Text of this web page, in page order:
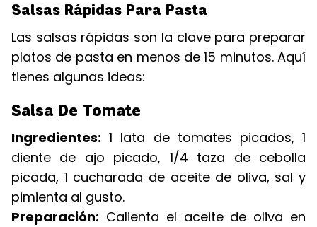
Salsas Rápidas Para Pasta
Las salsas rápidas son la clave para preparar
platos de pasta en menos de 15 minutos. Aquí
tienes algunas ideas:
Salsa De Tomate
Ingredientes: 1 lata de tomates picados, 1
diente de ajo picado, 1/4 taza de cebolla
picada, 1 cucharada de aceite de oliva, sal y
pimienta al gusto.
Preparación: Calienta el aceite de oliva en